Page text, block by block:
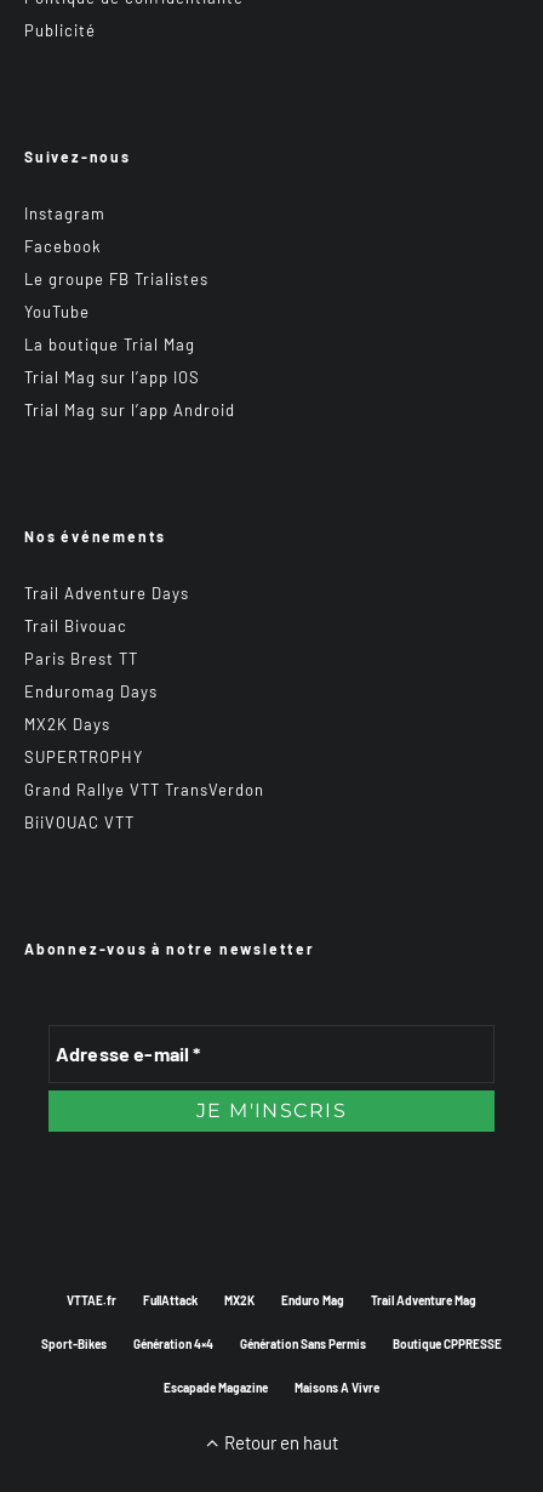
Publicité
Suivez-nous
Instagram
Facebook
Le groupe FB Trialistes
YouTube
La boutique Trial Mag
Trial Mag sur l’app IOS
Trial Mag sur l’app Android
Nos événements
Trail Adventure Days
Trail Bivouac
Paris Brest TT
Enduromag Days
MX2K Days
SUPERTROPHY
Grand Rallye VTT TransVerdon
BiiVOUAC VTT
Abonnez-vous à notre newsletter
VTTAE.fr FullAttack MX2K Enduro Mag Trail Adventure Mag
Sport-Bikes Génération 4×4 Génération Sans Permis Boutique CPPRESSE
Escapade Magazine Maisons A Vivre
Retour en haut